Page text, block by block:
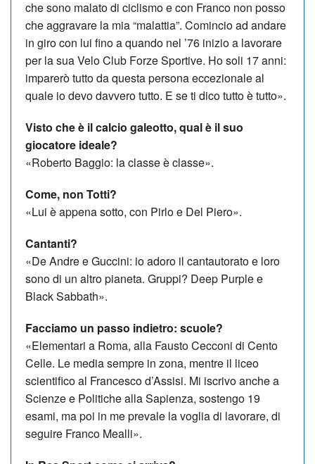
che sono malato di ciclismo e con Franco non posso
che aggravare la mia “malattia”. Comincio ad andare
in giro con lui fino a quando nel ’76 inizio a lavorare
per la sua Velo Club Forze Sportive. Ho soli 17 anni:
imparerò tutto da questa persona eccezionale al
quale io devo davvero tutto. E se ti dico tutto è tutto».
Visto che è il calcio galeotto, qual è il suo
giocatore ideale?
«Roberto Baggio: la classe è classe».
Come, non Totti?
«Lui è appena sotto, con Pirlo e Del Piero».
Cantanti?
«De Andre e Guccini: io adoro il cantautorato e loro
sono di un altro pianeta. Gruppi? Deep Purple e
Black Sabbath».
Facciamo un passo indietro: scuole?
«Elementari a Roma, alla Fausto Cecconi di Cento
Celle. Le media sempre in zona, mentre il liceo
scientifico al Francesco d’Assisi. Mi iscrivo anche a
Scienze e Politiche alla Sapienza, sostengo 19
esami, ma poi in me prevale la voglia di lavorare, di
seguire Franco Mealli».